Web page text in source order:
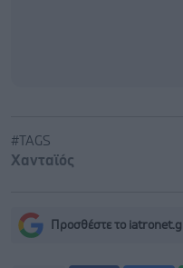
#TAGS
Χανταϊός
Προσθέστε το